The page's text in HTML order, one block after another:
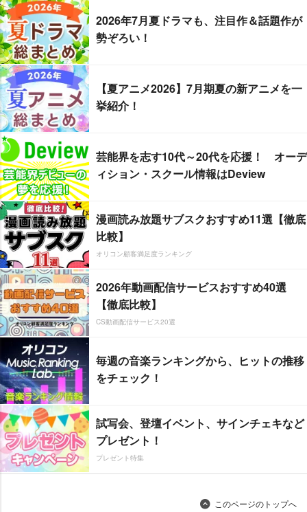
2026年7月夏ドラマも、注目作＆話題作が
勢ぞろい！
【夏アニメ2026】7月期夏の新アニメを一
挙紹介！
芸能界を志す10代～20代を応援！ オーデ
ィション・スクール情報はDeview
漫画読み放題サブスクおすすめ11選【徹底
比較】
オリコン顧客満足度ランキング
2026年動画配信サービスおすすめ40選
【徹底比較】
CS動画配信サービス20選
毎週の音楽ランキングから、ヒットの推移
をチェック！
試写会、登壇イベント、サインチェキなど
プレゼント！
プレゼント特集
このページのトップへ